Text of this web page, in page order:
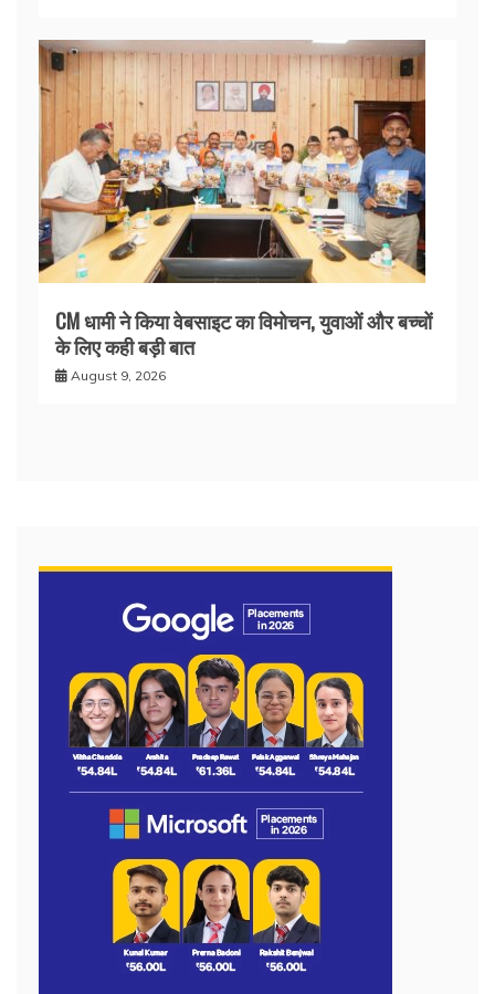
CM धामी ने किया वेबसाइट का विमोचन, युवाओं और बच्चों
के लिए कही बड़ी बात
August 9, 2026